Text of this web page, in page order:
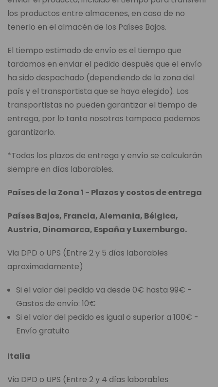
los productos entre almacenes, en caso de no
tenerlo en el almacén de los Países Bajos.
El tiempo estimado de envío es el tiempo que
tardamos en enviar el pedido después que el envío
ha sido despachado (dependiendo de la zona del
país y el transportista que se haya elegido). Los
transportistas no pueden garantizar el tiempo de
entrega, por lo tanto nosotros tampoco podemos
garantizarlo.
*Todos los plazos de entrega y envío se calcularán
siempre en días laborables.
Países de la Zona 1 - Plazos y costos de entrega
Países Bajos, Francia, Alemania, Bélgica,
Austria, Dinamarca, España y Luxemburgo.
Via DPD o UPS (Entre 2 y 5 días laborables
aproximadamente)
Si el valor del pedido va desde 0€ hasta 99€ -
Gastos de envío: 10€
Si el valor del pedido es igual o superior a 100€ -
Envío gratuito
Italia
Via DPD o UPS (Entre 2 y 4 días laborables